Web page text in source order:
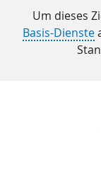
Um dieses
Basis-Dienste